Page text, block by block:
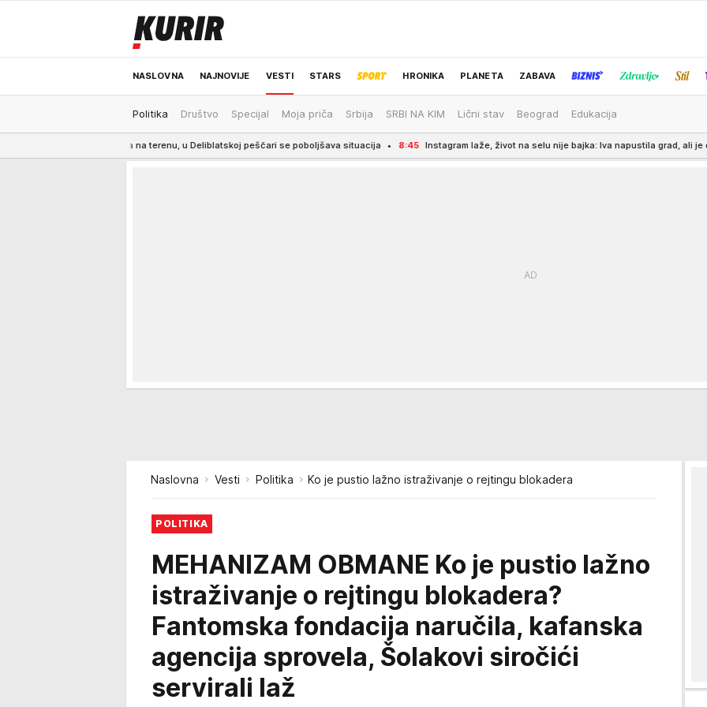
NASLOVNA NAJNOVIJE VESTI STARS HRONIKA PLANETA ZABAVA
ODRŽIVA BUDUĆNOST REGION NEWS IZBOR UREDNIKA
Politika Društvo Specijal Moja priča Srbija SRBI NA KIM Lični stav Beograd Edukacija
vatrogasaca na terenu, u Deliblatskoj peščari se poboljšava situacija 8:45 Instagram laže, život na selu nije bajka: Iva napustila grad, ali je otkrila surovu
Naslovna Vesti Politika Ko je pustio lažno istraživanje o rejtingu blokadera
POLITIKA
MEHANIZAM OBMANE Ko je pustio lažno
istraživanje o rejtingu blokadera?
Fantomska fondacija naručila, kafanska
agencija sprovela, Šolakovi siročići
servirali laž